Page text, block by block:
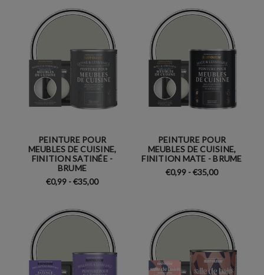
PEINTURE POUR
MEUBLES DE CUISINE,
FINITION SATINÉE -
BRUME
€0,99 - €35,00
PEINTURE POUR
MEUBLES DE CUISINE,
FINITION MATE - BRUME
€0,99 - €35,00